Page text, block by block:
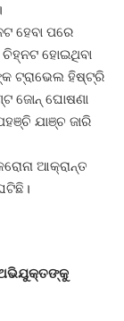
ହେବା ପରେ
ଚିହ୍ନଟ ହୋଇଥିବା
ଟ୍ରାଭେଲ ହିଷ୍ଟ୍ରି
ଜୋନ୍‌ ଘୋଷଣା
ଯାଞ୍ଚ ଜାରି
ଆକ୍ରାନ୍ତ
ଅଭିଯୁକ୍ତଙ୍କୁ